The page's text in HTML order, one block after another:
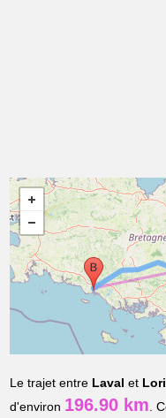
Le trajet entre Laval et
d'environ 196.90 km.